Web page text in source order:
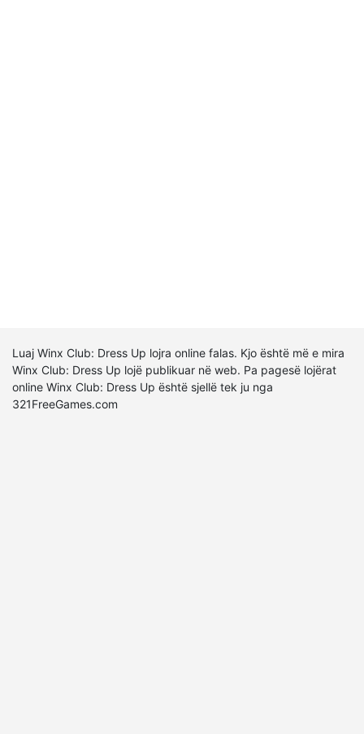
Luaj Winx Club: Dress Up lojra online falas. Kjo është më e mira
Winx Club: Dress Up lojë publikuar në web. Pa pagesë lojërat
online Winx Club: Dress Up është sjellë tek ju nga
321FreeGames.com